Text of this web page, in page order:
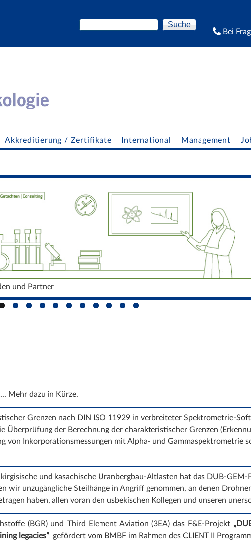
Suchformular
Suche
Bei
Akkreditierung / Zertifikate International Management
R. Baumert
und Partner
Mehr dazu in Kürze.
Grenzen nach DIN ISO 11929 in verbreiteter Spektrometrie-
Überprüfung der Berechnung der charakteristischer Grenzen
Inkorporationsmessungen mit Alpha- und Gammaspektrometrie
und kasachische Uranbergbau-Altlasten hat das DUB-
wir unzugängliche Steilhänge in Angriff genommen, an denen
haben, allen voran den usbekischen Kollegen und unseren
(BGR) und Third Element Aviation (3EA) das F&E-Projekt
legacies”, gefördert vom BMBF im Rahmen des CLIENT II